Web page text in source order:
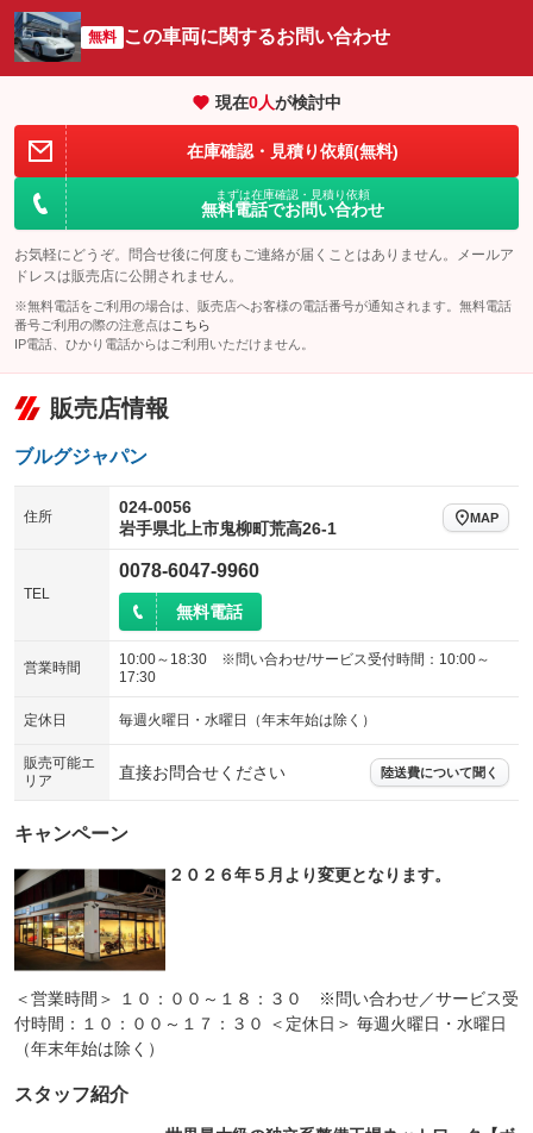
サイドカメラ
：装備なし ルーフレール
：装備なし
：装備なし
：装備なし
無料 この車両に関するお問い合わせ
現在0人が検討中
在庫確認・見積り依頼(無料)
まずは在庫確認・見積り依頼
無料電話でお問い合わせ
お気軽にどうぞ。問合せ後に何度もご連絡が届くことはありません。メールア
ドレスは販売店に公開されません。
※無料電話をご利用の場合は、販売店へお客様の電話番号が通知されます。無料電話
番号ご利用の際の注意点は こちら
IP電話、ひかり電話からはご利用いただけません。
販売店情報
ブルグジャパン
住所
024-0056
岩手県北上市鬼柳町荒高26-1
MAP
TEL
0078-6047-9960
無料電話
営業時間
10:00～18:30 ※問い合わせ/サービス受付時間：10:00～
17:30
定休日 毎週火曜日・水曜日（年末年始は除く）
販売可能エ
リア
直接お問合せください 陸送費について聞く
キャンペーン
２０２６年５月より変更となります。
＜営業時間＞ １０：００～１８：３０ ※問い合わせ／サービス受
付時間：１０：００～１７：３０ ＜定休日＞ 毎週火曜日・水曜日
（年末年始は除く）
スタッフ紹介